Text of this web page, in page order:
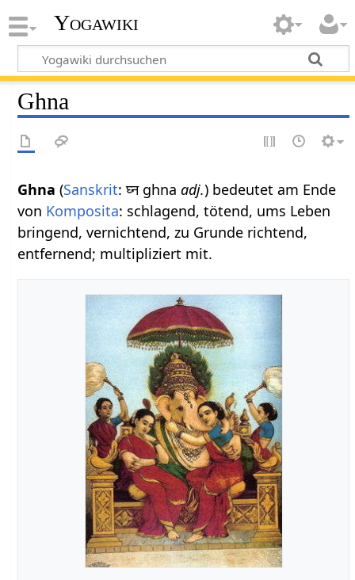
Yogawiki
Ghna
Ghna (Sanskrit: घ्न ghnaadj.) bedeutet am Ende
von Komposita: schlagend, tötend, ums Leben
bringend, vernichtend, zu Grunde richtend,
entfernend; multipliziert mit.